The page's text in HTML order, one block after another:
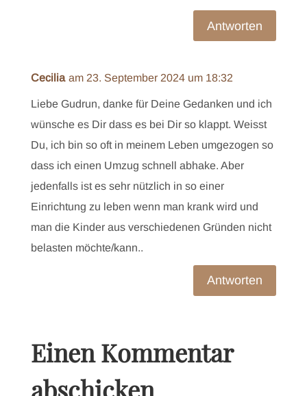
Antworten
Cecilia am 23. September 2024 um 18:32
Liebe Gudrun, danke für Deine Gedanken und ich
wünsche es Dir dass es bei Dir so klappt. Weisst
Du, ich bin so oft in meinem Leben umgezogen so
dass ich einen Umzug schnell abhake. Aber
jedenfalls ist es sehr nützlich in so einer
Einrichtung zu leben wenn man krank wird und
man die Kinder aus verschiedenen Gründen nicht
belasten möchte/kann..
Antworten
Einen Kommentar
abschicken